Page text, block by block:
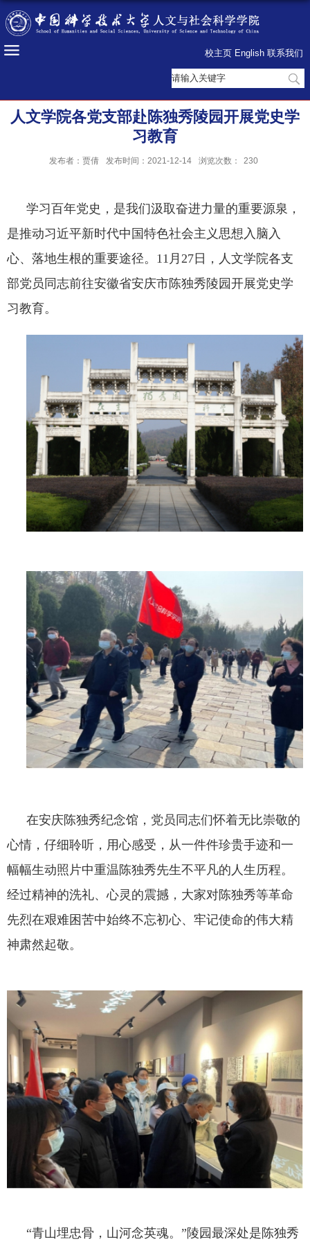
校主页 English 联系我们
人文学院各党支部赴陈独秀陵园开展党史学
习教育
发布者：贾倩 发布时间：2021-12-14 浏览次数： 230
学习百年党史，是我们汲取奋进力量的重要源泉，
是推动习近平新时代中国特色社会主义思想入脑入
心、落地生根的重要途径。11月27日，人文学院各支
部党员同志前往安徽省安庆市陈独秀陵园开展党史学
习教育。
在安庆陈独秀纪念馆，党员同志们怀着无比崇敬的
心情，仔细聆听，用心感受，从一件件珍贵手迹和一
幅幅生动照片中重温陈独秀先生不平凡的人生历程。
经过精神的洗礼、心灵的震撼，大家对陈独秀等革命
先烈在艰难困苦中始终不忘初心、 牢记使命的伟大精
神肃然起敬。
“青山埋忠骨，山河念英魂。”陵园最深处是陈独秀